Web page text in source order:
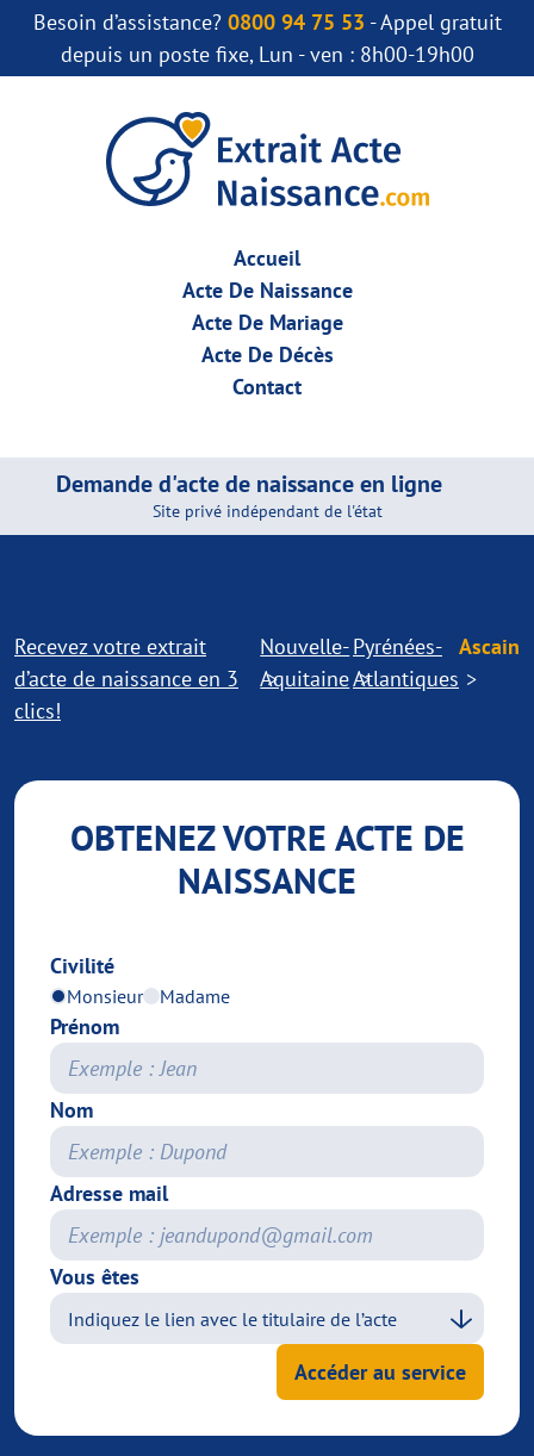
Besoin d’assistance? 0800 94 75 53 - Appel gratuit
depuis un poste fixe, Lun - ven : 8h00-19h00
Accueil
Acte De Naissance
Acte De Mariage
Acte De Décès
Contact
Demande d'acte de naissance en ligne
Site privé indépendant de l'état
Recevez votre extrait
d’acte de naissance en 3
clics!
Nouvelle-
Aquitaine
Pyrénées-
Atlantiques
Ascain
OBTENEZ VOTRE ACTE DE
NAISSANCE
Civilité
Monsieur Madame
Prénom
Nom
Adresse mail
Vous êtes
Accéder au service